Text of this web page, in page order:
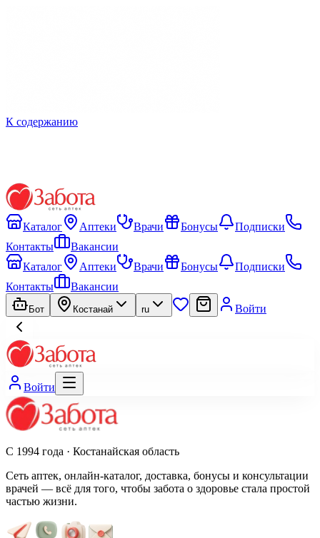
К содержанию
Каталог Аптеки Врачи Бонусы
Подписки
Контакты
Вакансии
Каталог
Аптеки Врачи Бонусы
Подписки
Контакты
Вакансии
Бот Костанай ru Войти
Войти
С 1994 года · Костанайская область
Сеть аптек, онлайн-каталог, доставка, бонусы и консультации
врачей — всё для того, чтобы забота о здоровье стала простой
частью жизни.